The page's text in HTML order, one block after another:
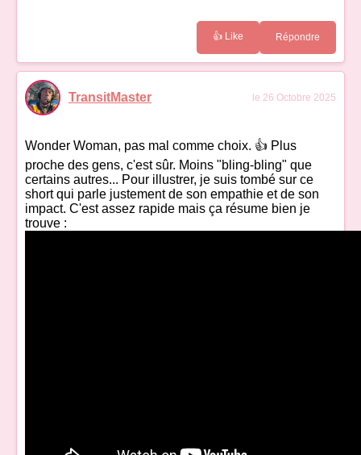
👍 Like Répondre
TransitMaster le 26 Octobre 2025
Wonder Woman, pas mal comme choix. 👍 Plus
proche des gens, c'est sûr. Moins "bling-bling" que
certains autres... Pour illustrer, je suis tombé sur ce
short qui parle justement de son empathie et de son
impact. C'est assez rapide mais ça résume bien je
trouve :